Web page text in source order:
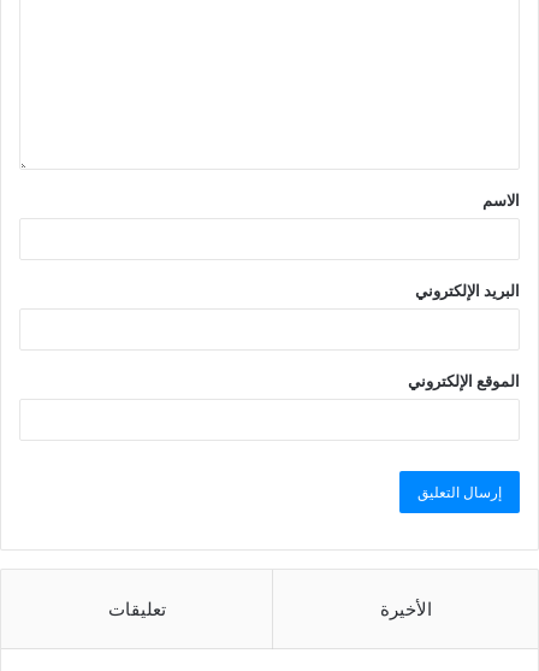
الاسم
البريد الإلكتروني
الموقع الإلكتروني
الأخيرة تعليقات